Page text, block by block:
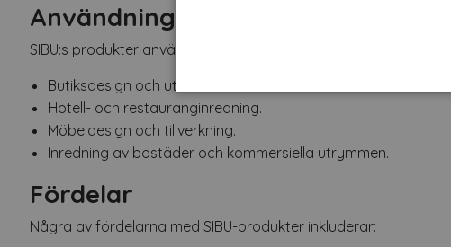
Användningsområden
SIBU:s produkter används ofta inom:
Butiksdesign och utställningsmiljöer.
Hotell- och restauranginredning.
Möbeldesign och tillverkning.
Inredning av bostäder och kommersiella utrymmen.
Fördelar
Några av fördelarna med SIBU-produkter inkluderar: